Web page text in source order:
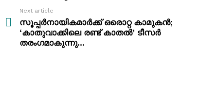
Next article
സൂപ്പർനായികമാർക്ക് ഒരൊറ്റ കാമുകൻ;
‘കാതുവാക്കിലെ രണ്ട് കാതൽ’ ടീസർ
തരംഗമാകുന്നു…